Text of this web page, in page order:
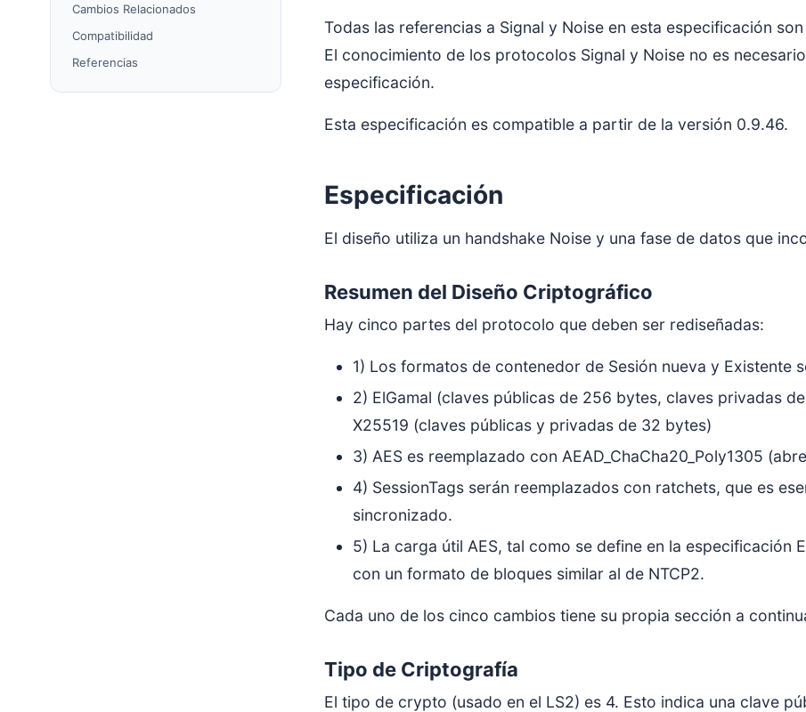
Cambios Relacionados
Compatibilidad
Referencias
Todas las referencias a Signal y Noise en esta especificación
El conocimiento de los protocolos Signal y Noise no es
especificación.
Esta especificación es compatible a partir de la versión 0.9.46.
Especificación
El diseño utiliza un handshake Noise y una fase de datos que
Resumen del Diseño Criptográfico
Hay cinco partes del protocolo que deben ser rediseñadas:
1) Los formatos de contenedor de Sesión nueva y Existente
2) ElGamal (claves públicas de 256 bytes, claves privadas
X25519 (claves públicas y privadas de 32 bytes)
3) AES es reemplazado con AEAD_ChaCha20_Poly1305
4) SessionTags serán reemplazados con ratchets, que es
sincronizado.
5) La carga útil AES, tal como se define en la especificación
con un formato de bloques similar al de NTCP2.
Cada uno de los cinco cambios tiene su propia sección a
Tipo de Criptografía
El tipo de crypto (usado en el LS2) es 4. Esto indica una clave